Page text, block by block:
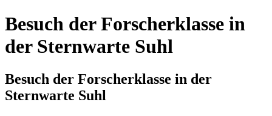
Besuch der Forscherklasse in
der Sternwarte Suhl
Besuch der Forscherklasse in der
Sternwarte Suhl